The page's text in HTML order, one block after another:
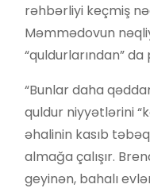
rəhbərliyi keçmiş
Məmmədovun
“quldurlarından” da
“Bunlar daha
quldur niyyətlərini
əhalinin kasıb
almağa çalışır.
geyinən, bahalı